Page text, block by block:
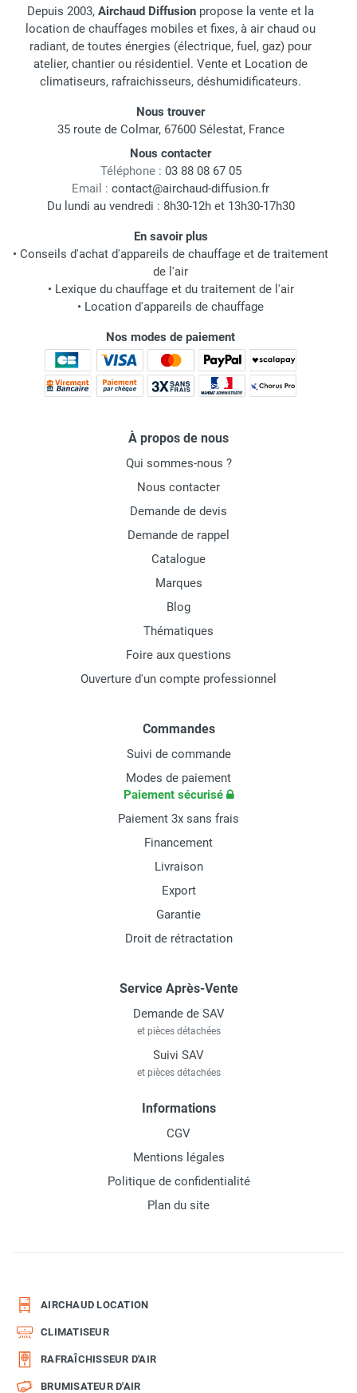
Depuis 2003, Airchaud Diffusion propose la vente et la
location de chauffages mobiles et fixes, à air chaud ou
radiant, de toutes énergies (électrique, fuel, gaz) pour
atelier, chantier ou résidentiel. Vente et Location de
climatiseurs, rafraichisseurs, déshumidificateurs.
Nous trouver
35 route de Colmar, 67600 Sélestat, France
Nous contacter
Téléphone : 03 88 08 67 05
Email : contact@airchaud-diffusion.fr
Du lundi au vendredi : 8h30-12h et 13h30-17h30
En savoir plus
• Conseils d'achat d'appareils de chauffage et de traitement
de l'air
• Lexique du chauffage et du traitement de l'air
• Location d'appareils de chauffage
Nos modes de paiement
À propos de nous
Qui sommes-nous ?
Nous contacter
Demande de devis
Demande de rappel
Catalogue
Marques
Blog
Thématiques
Foire aux questions
Ouverture d'un compte professionnel
Commandes
Suivi de commande
Modes de paiement
Paiement sécurisé
Paiement 3x sans frais
Financement
Livraison
Export
Garantie
Droit de rétractation
Service Après-Vente
Demande de SAV
et pièces détachées
Suivi SAV
et pièces détachées
Informations
CGV
Mentions légales
Politique de confidentialité
Plan du site
AIRCHAUD LOCATION
CLIMATISEUR
RAFRAÎCHISSEUR D'AIR
BRUMISATEUR D'AIR